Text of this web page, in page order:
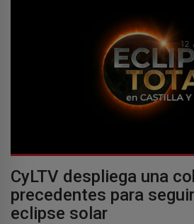
CyLTV despliega una
precedentes para
eclipse solar